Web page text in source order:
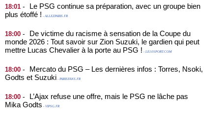
18:01 -
Le PSG continue sa préparation, avec un groupe bien
plus étoffé ! - ALLEZPARIS.FR
18:00 -
De victime du racisme à sensation de la Coupe du
monde 2026 : Tout savoir sur Zion Suzuki, le gardien qui peut
mettre Lucas Chevalier à la porte au PSG ! - LE10SPORT.COM
18:00 -
Mercato du PSG – Les dernières infos : Torres, Nsoki,
Godts et Suzuki - PARISFANS.FR
18:00 -
L’Ajax refuse une offre, mais le PSG ne lâche pas
Mika Godts - VIPSG.FR